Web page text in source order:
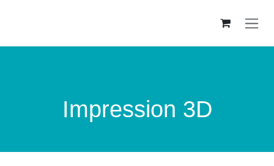
Impression 3D